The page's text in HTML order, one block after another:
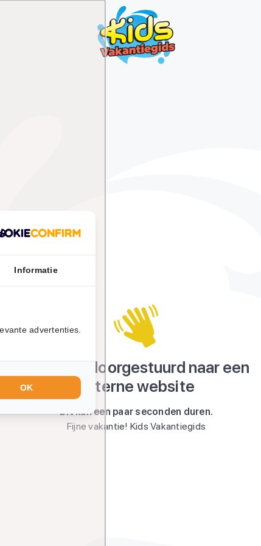
Je wordt doorgestuurd naar een
externe website
Dit kan een paar seconden duren.
Fijne vakantie! Kids Vakantiegids
Informatie
advertenties.
OK